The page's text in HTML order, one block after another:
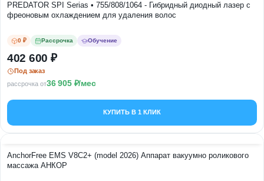
PREDATOR SPI Serias • 755/808/1064 - Гибридный диодный лазер с
фреоновым охлаждением для удаления волос
0 ₽ Рассрочка Обучение
402 600
Под заказ
рассрочка от36 905 /мес
КУПИТЬ В 1 КЛИК
AnchorFree EMS V8C2+ (model 2026) Аппарат вакуумно роликового
массажа АНКОР